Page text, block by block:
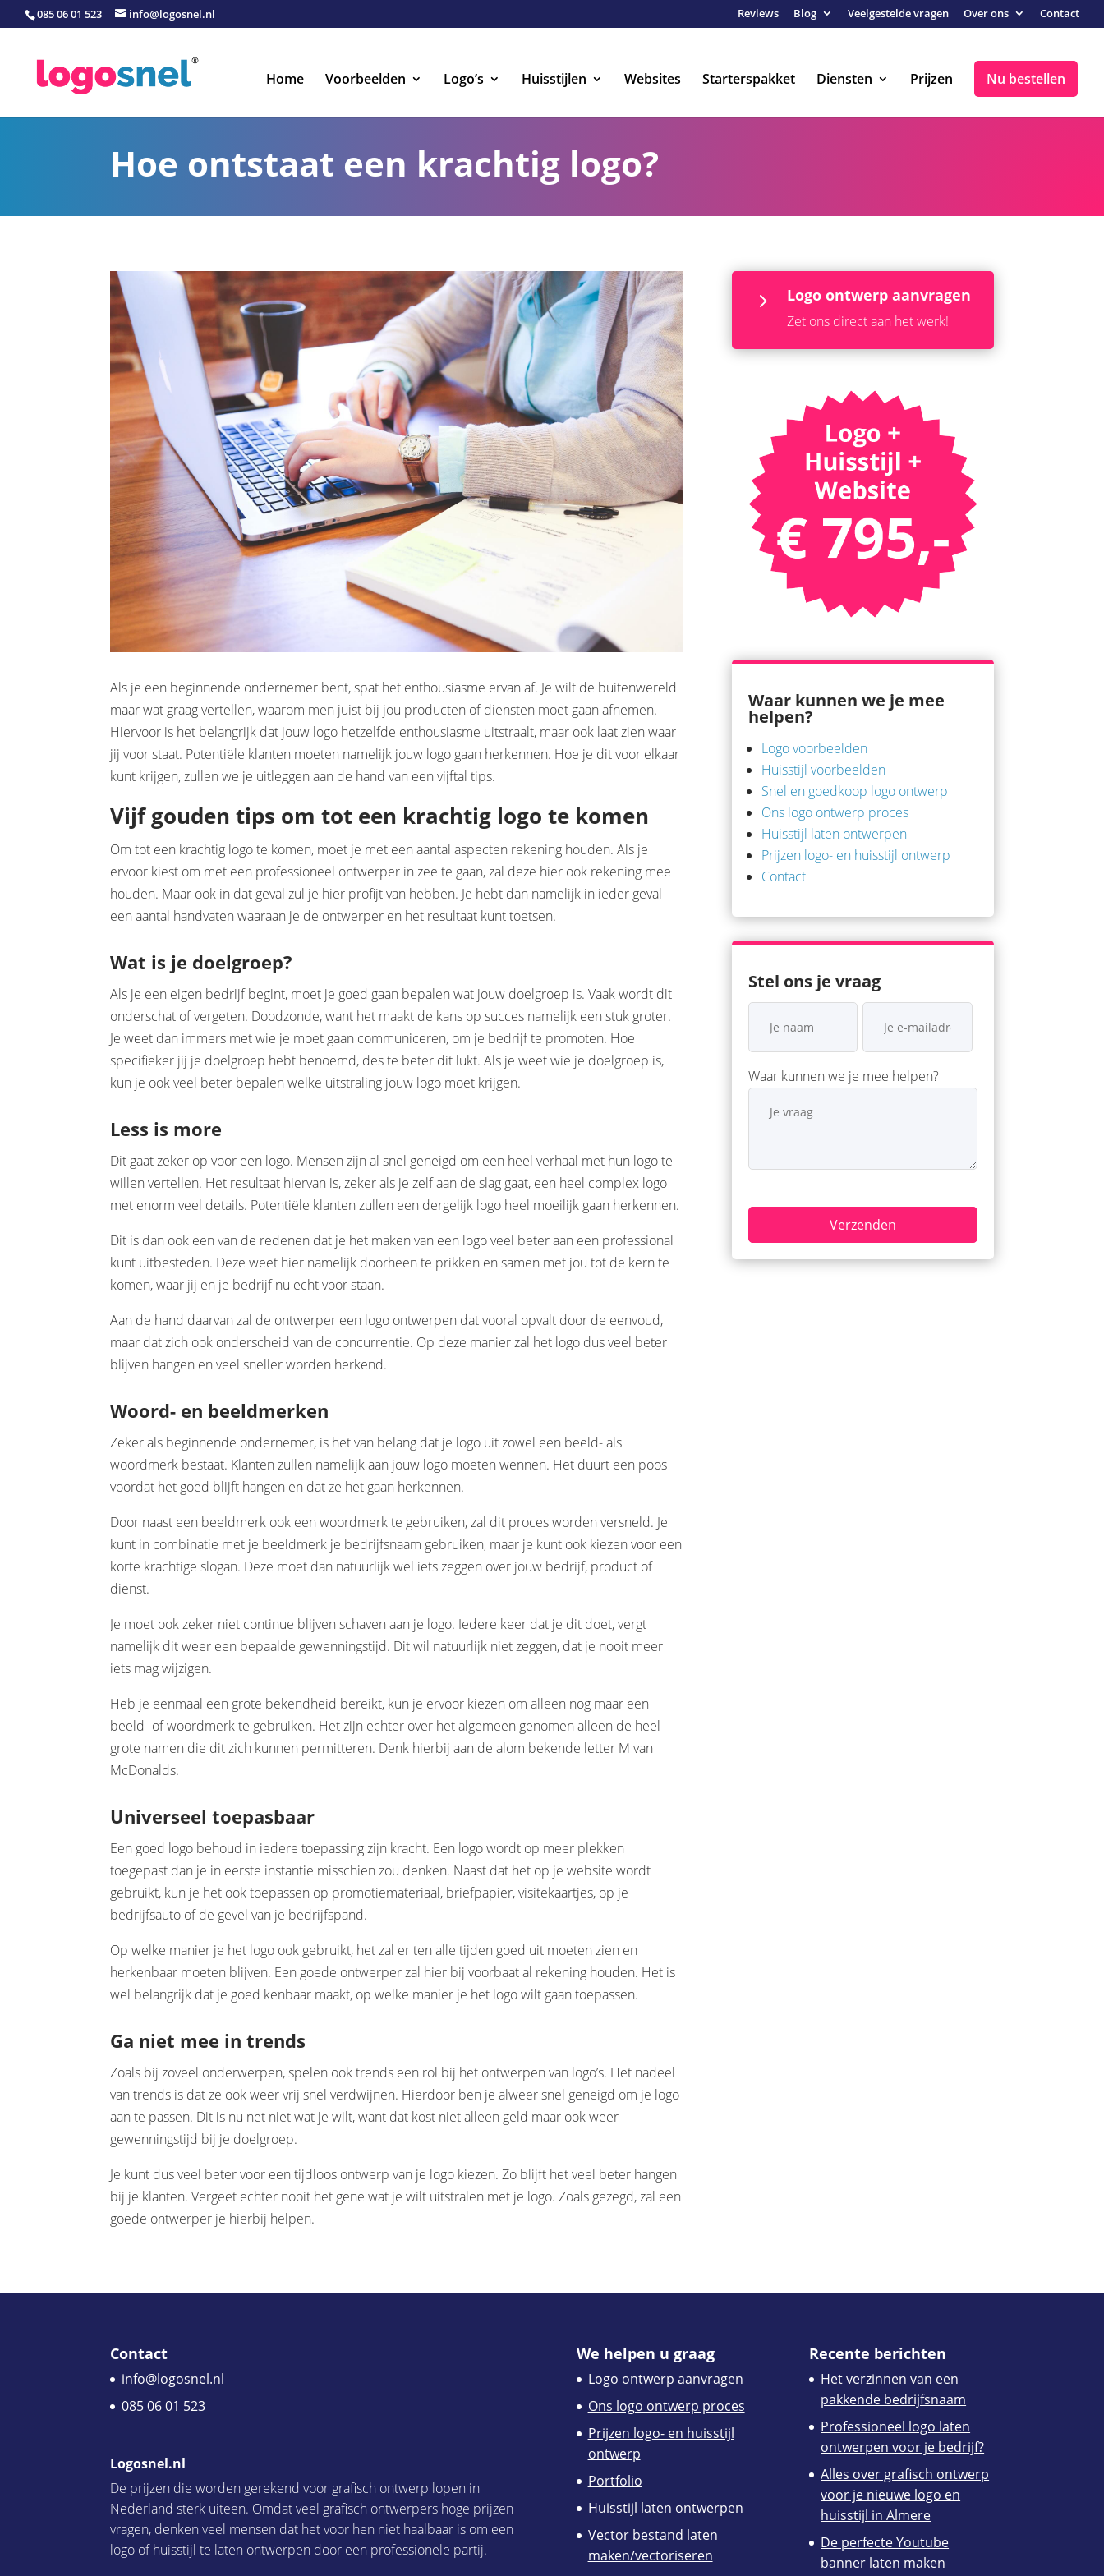
085 06 01 523 info@logosnel.nl Reviews Blog Veelgestelde vragen Over ons Contact
Home Voorbeelden Logo’s Huisstijlen Websites Starterspakket Diensten Prijzen Nu bestellen
Hoe ontstaat een krachtig logo?
Als je een beginnende ondernemer bent, spat het enthousiasme ervan af. Je wilt de buitenwereld
maar wat graag vertellen, waarom men juist bij jou producten of diensten moet gaan afnemen.
Hiervoor is het belangrijk dat jouw logo hetzelfde enthousiasme uitstraalt, maar ook laat zien waar
jij voor staat. Potentiële klanten moeten namelijk jouw logo gaan herkennen. Hoe je dit voor elkaar
kunt krijgen, zullen we je uitleggen aan de hand van een vijftal tips.
Vijf gouden tips om tot een krachtig logo te komen
Om tot een krachtig logo te komen, moet je met een aantal aspecten rekening houden. Als je
ervoor kiest om met een professioneel ontwerper in zee te gaan, zal deze hier ook rekening mee
houden. Maar ook in dat geval zul je hier profijt van hebben. Je hebt dan namelijk in ieder geval
een aantal handvaten waaraan je de ontwerper en het resultaat kunt toetsen.
Wat is je doelgroep?
Als je een eigen bedrijf begint, moet je goed gaan bepalen wat jouw doelgroep is. Vaak wordt dit
onderschat of vergeten. Doodzonde, want het maakt de kans op succes namelijk een stuk groter.
Je weet dan immers met wie je moet gaan communiceren, om je bedrijf te promoten. Hoe
specifieker jij je doelgroep hebt benoemd, des te beter dit lukt. Als je weet wie je doelgroep is,
kun je ook veel beter bepalen welke uitstraling jouw logo moet krijgen.
Less is more
Dit gaat zeker op voor een logo. Mensen zijn al snel geneigd om een heel verhaal met hun logo te
willen vertellen. Het resultaat hiervan is, zeker als je zelf aan de slag gaat, een heel complex logo
met enorm veel details. Potentiële klanten zullen een dergelijk logo heel moeilijk gaan herkennen.
Dit is dan ook een van de redenen dat je het maken van een logo veel beter aan een professional
kunt uitbesteden. Deze weet hier namelijk doorheen te prikken en samen met jou tot de kern te
komen, waar jij en je bedrijf nu echt voor staan.
Aan de hand daarvan zal de ontwerper een logo ontwerpen dat vooral opvalt door de eenvoud,
maar dat zich ook onderscheid van de concurrentie. Op deze manier zal het logo dus veel beter
blijven hangen en veel sneller worden herkend.
Woord- en beeldmerken
Zeker als beginnende ondernemer, is het van belang dat je logo uit zowel een beeld- als
woordmerk bestaat. Klanten zullen namelijk aan jouw logo moeten wennen. Het duurt een poos
voordat het goed blijft hangen en dat ze het gaan herkennen.
Door naast een beeldmerk ook een woordmerk te gebruiken, zal dit proces worden versneld. Je
kunt in combinatie met je beeldmerk je bedrijfsnaam gebruiken, maar je kunt ook kiezen voor een
korte krachtige slogan. Deze moet dan natuurlijk wel iets zeggen over jouw bedrijf, product of
dienst.
Je moet ook zeker niet continue blijven schaven aan je logo. Iedere keer dat je dit doet, vergt
namelijk dit weer een bepaalde gewenningstijd. Dit wil natuurlijk niet zeggen, dat je nooit meer
iets mag wijzigen.
Heb je eenmaal een grote bekendheid bereikt, kun je ervoor kiezen om alleen nog maar een
beeld- of woordmerk te gebruiken. Het zijn echter over het algemeen genomen alleen de heel
grote namen die dit zich kunnen permitteren. Denk hierbij aan de alom bekende letter M van
McDonalds.
Universeel toepasbaar
Een goed logo behoud in iedere toepassing zijn kracht. Een logo wordt op meer plekken
toegepast dan je in eerste instantie misschien zou denken. Naast dat het op je website wordt
gebruikt, kun je het ook toepassen op promotiemateriaal, briefpapier, visitekaartjes, op je
bedrijfsauto of de gevel van je bedrijfspand.
Op welke manier je het logo ook gebruikt, het zal er ten alle tijden goed uit moeten zien en
herkenbaar moeten blijven. Een goede ontwerper zal hier bij voorbaat al rekening houden. Het is
wel belangrijk dat je goed kenbaar maakt, op welke manier je het logo wilt gaan toepassen.
Ga niet mee in trends
Zoals bij zoveel onderwerpen, spelen ook trends een rol bij het ontwerpen van logo’s. Het nadeel
van trends is dat ze ook weer vrij snel verdwijnen. Hierdoor ben je alweer snel geneigd om je logo
aan te passen. Dit is nu net niet wat je wilt, want dat kost niet alleen geld maar ook weer
gewenningstijd bij je doelgroep.
Je kunt dus veel beter voor een tijdloos ontwerp van je logo kiezen. Zo blijft het veel beter hangen
bij je klanten. Vergeet echter nooit het gene wat je wilt uitstralen met je logo. Zoals gezegd, zal een
goede ontwerper je hierbij helpen.
5 Logo ontwerp aanvragen
Zet ons direct aan het werk!
Waar kunnen we je mee
helpen?
Logo voorbeelden
Huisstijl voorbeelden
Snel en goedkoop logo ontwerp
Ons logo ontwerp proces
Huisstijl laten ontwerpen
Prijzen logo- en huisstijl ontwerp
Contact
Stel ons je vraag
Waar kunnen we je mee helpen?
Contact
info@logosnel.nl
085 06 01 523
Logosnel.nl
De prijzen die worden gerekend voor grafisch ontwerp lopen in
Nederland sterk uiteen. Omdat veel grafisch ontwerpers hoge prijzen
vragen, denken veel mensen dat het voor hen niet haalbaar is om een
logo of huisstijl te laten ontwerpen door een professionele partij.
We helpen u graag
Logo ontwerp aanvragen
Ons logo ontwerp proces
Prijzen logo- en huisstijl
ontwerp
Portfolio
Huisstijl laten ontwerpen
Vector bestand laten
maken/vectoriseren
Recente berichten
Het verzinnen van een
pakkende bedrijfsnaam
Professioneel logo laten
ontwerpen voor je bedrijf?
Alles over grafisch ontwerp
voor je nieuwe logo en
huisstijl in Almere
De perfecte Youtube
banner laten maken